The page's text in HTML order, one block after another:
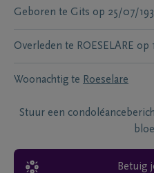
Geboren te Gits op 25/07/
Overleden te ROESELARE op
Woonachtig te Roeselare
Stuur een
Betuig